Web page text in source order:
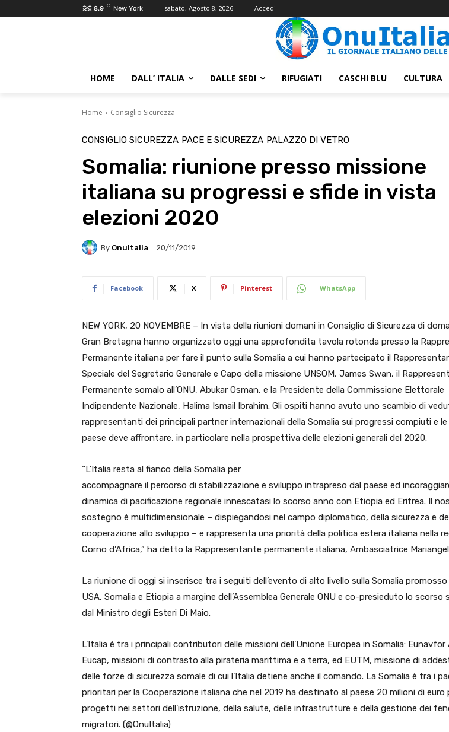
8.9 C New York sabato, Agosto 8, 2026 Accedi
HOME DALL’ ITALIA DALLE SEDI RIFUGIATI CASCHI BLU CULTURA
Home Consiglio Sicurezza
CONSIGLIO SICUREZZA PACE E SICUREZZA PALAZZO DI VETRO
Somalia: riunione presso missione
italiana su progressi e sfide in vista
elezioni 2020
By OnuItalia 20/11/2019
Facebook X Pinterest WhatsApp
NEW YORK, 20 NOVEMBRE – In vista della riunioni domani in Consiglio di Sicurezza di
Gran Bretagna hanno organizzato oggi una approfondita tavola rotonda presso la
Permanente italiana per fare il punto sulla Somalia a cui hanno partecipato il
Speciale del Segretario Generale e Capo della missione UNSOM, James Swan, il
Permanente somalo all’ONU, Abukar Osman, e la Presidente della Commissione Elettorale
Indipendente Nazionale, Halima Ismail Ibrahim. Gli ospiti hanno avuto uno scambio di
rappresentanti dei principali partner internazionali della Somalia sui progressi compiuti e
paese deve affrontare, in particolare nella prospettiva delle elezioni generali del 2020.
“L’Italia resta al fianco della Somalia per
accompagnare il percorso di stabilizzazione e sviluppo intrapreso dal paese ed
dinamica di pacificazione regionale innescatasi lo scorso anno con Etiopia ed Eritrea. Il
sostegno è multidimensionale – dispiegandosi nel campo diplomatico, della sicurezza e
cooperazione allo sviluppo – e rappresenta una priorità della politica estera italiana nella
Corno d’Africa,” ha detto la Rappresentante permanente italiana, Ambasciatrice
La riunione di oggi si inserisce tra i seguiti dell’evento di alto livello sulla Somalia
USA, Somalia e Etiopia a margine dell’Assemblea Generale ONU e co-presieduto lo scorso
dal Ministro degli Esteri Di Maio.
L’Italia è tra i principali contributori delle missioni dell’Unione Europea in Somalia:
Eucap, missioni di contrasto alla pirateria marittima e a terra, ed EUTM, missione di
delle forze di sicurezza somale di cui l’Italia detiene anche il comando. La Somalia è tra i
prioritari per la Cooperazione italiana che nel 2019 ha destinato al paese 20 milioni di euro
progetti nei settori dell’istruzione, della salute, delle infrastrutture e della gestione dei
migratori. (@OnuItalia)